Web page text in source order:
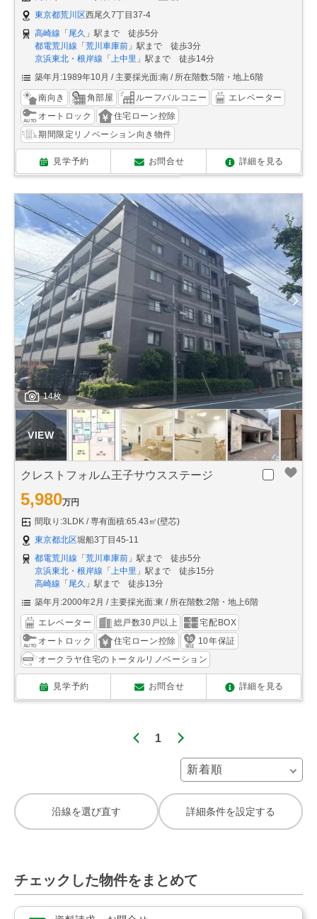
東京都荒川区西尾久7丁目37-4
高崎線 「尾久 」駅まで 徒歩5分
都電荒川線 「荒川車庫前 」駅まで 徒歩3分
京浜東北・根岸線 「 上中里 」駅まで 徒歩14分
築年月:1989年10月
主要採光面:南 所在階数:5階・地上6階
南向き 角部屋 ルーフバルコニー
エレベーター
オートロック
住宅ローン控除
期間限定リノベーション向き物件
見学予約 お問合せ 詳細を見る
14枚
クレストフォルム王子サウスステージ
5,980万円
間取り:3LDK
専有面積:65.43㎡(壁芯)
東京都北区堀船3丁目45-11
都電荒川線 「 荒川車庫前 」駅まで 徒歩5分
京浜東北・根岸線 「 上中里 」駅まで 徒歩15分
高崎線 「 尾久 」駅まで 徒歩13分
築年月:2000年2月
主要採光面:東 所在階数:2階・地上6階
エレベーター 総戸数30戸以上
宅配BOX
オートロック
住宅ローン控除
10年保証
オークラヤ住宅のトータルリノベーション
見学予約 お問合せ 詳細を見る
1
沿線を選び直す 詳細条件を設定する
チェックした物件をまとめて